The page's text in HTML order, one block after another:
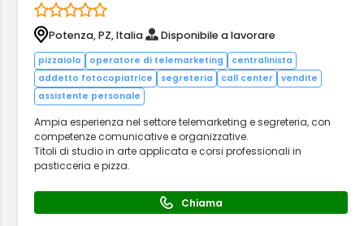
Potenza, PZ, Italia Disponibile a lavorare
pizzaiolo operatore di telemarketing
centralinista
addetto fotocopiatrice
segreteria call center
vendite
assistente personale
Ampia esperienza nel settore telemarketing e segreteria, con
competenze comunicative e organizzative.
Titoli di studio in arte applicata e corsi professionali in
pasticceria e pizza.
Chiama